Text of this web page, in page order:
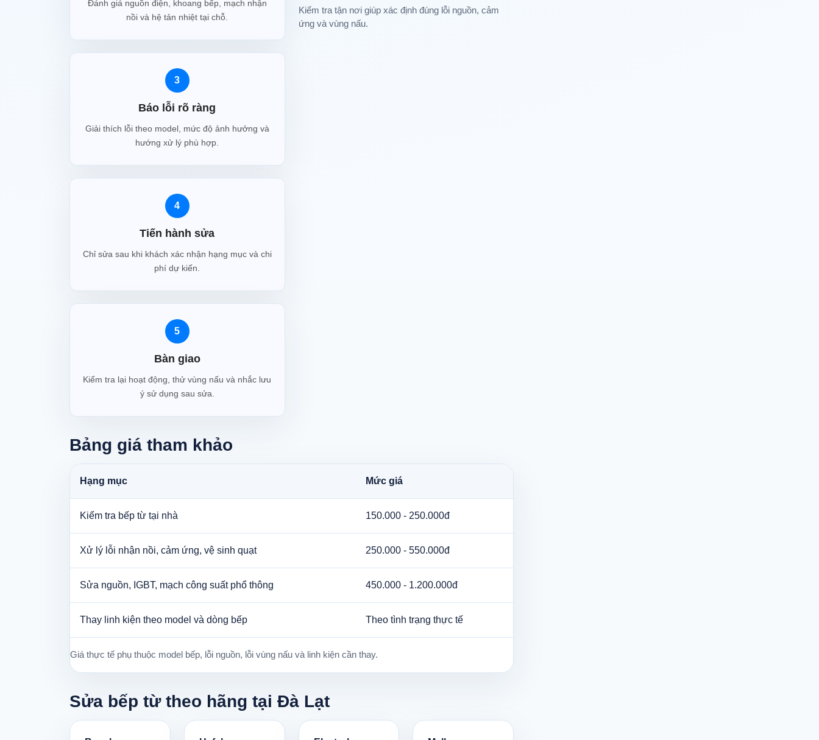
Đánh giá nguồn điện, khoang bếp, mạch nhận
nồi và hệ tản nhiệt tại chỗ.
3
Báo lỗi rõ ràng
Giải thích lỗi theo model, mức độ ảnh hưởng và
hướng xử lý phù hợp.
4
Tiến hành sửa
Chỉ sửa sau khi khách xác nhận hạng mục và chi
phí dự kiến.
5
Bàn giao
Kiểm tra lại hoạt động, thử vùng nấu và nhắc lưu
ý sử dụng sau sửa.
Kiểm tra tận nơi giúp xác định đúng lỗi nguồn, cảm
ứng và vùng nấu.
Bảng giá tham khảo
Hạng mục Mức giá
Kiểm tra bếp từ tại nhà 150.000 - 250.000đ
Xử lý lỗi nhận nồi, cảm ứng, vệ sinh quạt 250.000 - 550.000đ
Sửa nguồn, IGBT, mạch công suất phổ thông 450.000 - 1.200.000đ
Thay linh kiện theo model và dòng bếp Theo tình trạng thực tế
Giá thực tế phụ thuộc model bếp, lỗi nguồn, lỗi vùng nấu và linh kiện cần thay.
Sửa bếp từ theo hãng tại Đà Lạt